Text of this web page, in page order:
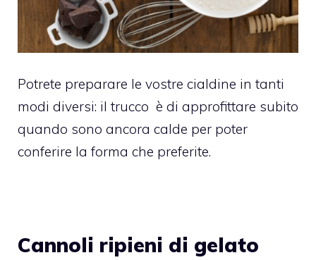
Potrete preparare le vostre cialdine in tanti
modi diversi: il trucco è di approfittare subito
quando sono ancora calde per poter
conferire la forma che preferite.
Cannoli ripieni di gelato